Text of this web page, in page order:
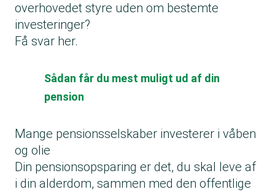
overhovedet styre uden om bestemte
investeringer?
Få svar her.
Sådan får du mest muligt ud af din
pension
Mange pensionsselskaber investerer i våben
og olie
Din pensionsopsparing er det, du skal leve af
i din alderdom, sammen med den offentlige